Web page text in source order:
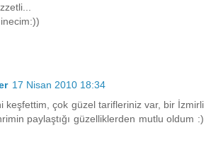
17 Nisan 2010 18:34
keşfettim, çok güzel tarifleriniz var, bir İzmirli
paylaştığı güzelliklerden mutlu oldum :)